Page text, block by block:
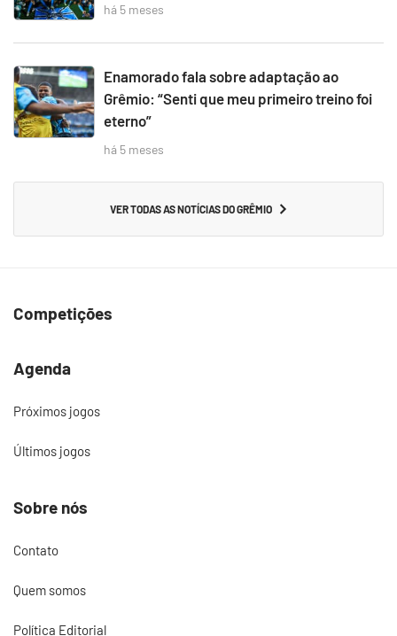
há 5 meses
Enamorado fala sobre adaptação ao
Grêmio: “Senti que meu primeiro treino foi
eterno”
há 5 meses
VER TODAS AS NOTÍCIAS DO GRÊMIO
Competições
Agenda
Próximos jogos
Últimos jogos
Sobre nós
Contato
Quem somos
Política Editorial